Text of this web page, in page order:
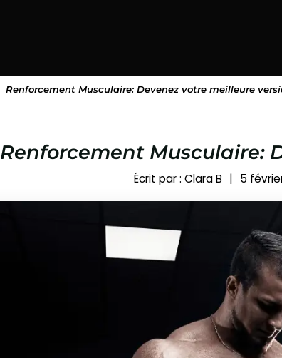
Renforcement Musculaire: Devenez votre meilleure
Renforcement Musculaire:
Écrit par : Clara B | 5